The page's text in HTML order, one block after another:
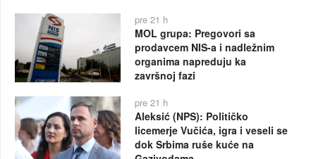
pre 21 h
MOL grupa: Pregovori sa
prodavcem NIS-a i nadležnim
organima napreduju ka
završnoj fazi
pre 21 h
Aleksić (NPS): Političko
licemerje Vučića, igra i veseli se
dok Srbima ruše kuće na